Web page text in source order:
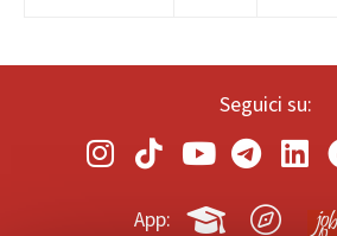
Seguici su:
App: